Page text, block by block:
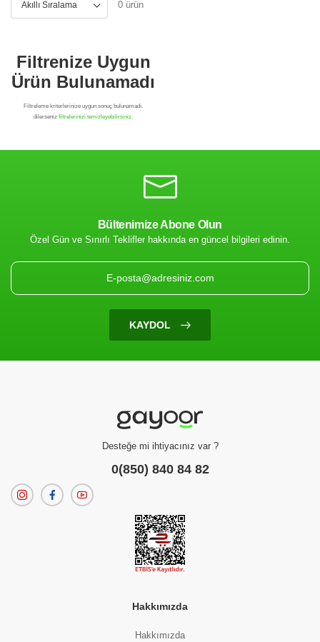
0 ürün
Filtrenize Uygun
Ürün Bulunamadı
Bültenimize Abone Olun
Özel Gün ve Sınırlı Teklifler hakkında en güncel bilgileri edinin.
KAYDOL
Desteğe mi ihtiyacınız var ?
0(850) 840 84 82
Hakkımızda
Hakkımızda